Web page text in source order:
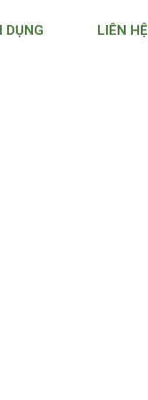
DỤNG LIÊN HỆ